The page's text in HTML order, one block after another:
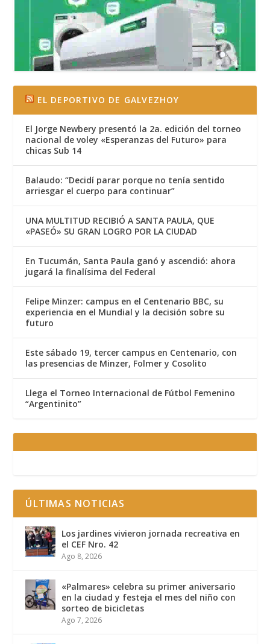
EL DEPORTIVO DE GALVEZHOY
El Jorge Newbery presentó la 2a. edición del torneo
nacional de voley «Esperanzas del Futuro» para
chicas Sub 14
Balaudo: “Decidí parar porque no tenía sentido
arriesgar el cuerpo para continuar”
UNA MULTITUD RECIBIÓ A SANTA PAULA, QUE
«PASEÓ» SU GRAN LOGRO POR LA CIUDAD
En Tucumán, Santa Paula ganó y ascendió: ahora
jugará la finalísima del Federal
Felipe Minzer: campus en el Centenario BBC, su
experiencia en el Mundial y la decisión sobre su
futuro
Este sábado 19, tercer campus en Centenario, con
las presencias de Minzer, Folmer y Cosolito
Llega el Torneo Internacional de Fútbol Femenino
“Argentinito”
ÚLTIMAS NOTICIAS
Los jardines vivieron jornada recreativa en
el CEF Nro. 42
Ago 8, 2026
«Palmares» celebra su primer aniversario
en la ciudad y festeja el mes del niño con
sorteo de bicicletas
Ago 7, 2026